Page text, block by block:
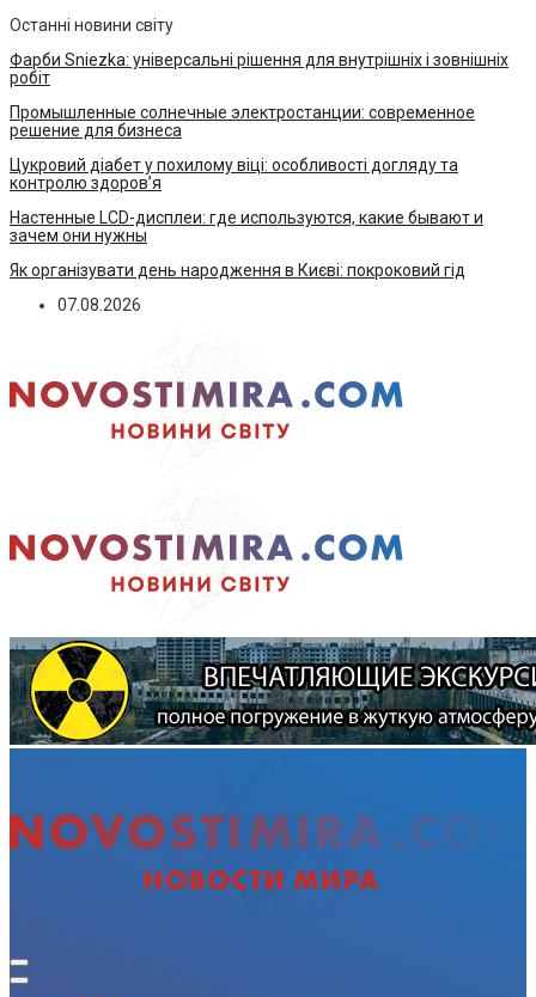
Останні новини світу
Фарби Sniezka: універсальні рішення для внутрішніх і зовнішніх
робіт
Промышленные солнечные электростанции: современное
решение для бизнеса
Цукровий діабет у похилому віці: особливості догляду та
контролю здоров’я
Настенные LCD-дисплеи: где используются, какие бывают и
зачем они нужны
Як організувати день народження в Києві: покроковий гід
07.08.2026